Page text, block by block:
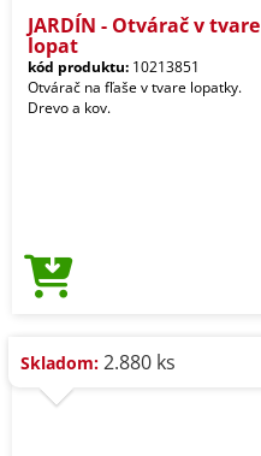
JARDÍN - Otvárač v tvare
lopat
kód produktu: 10213851
Otvárač na fľaše v tvare lopatky.
Drevo a kov.
Skladom: 2.880 ks